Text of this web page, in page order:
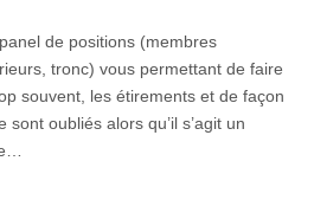
de positions (membres
tronc) vous permettant de faire
souvent, les étirements et de façon
oubliés alors qu’il s’agit un